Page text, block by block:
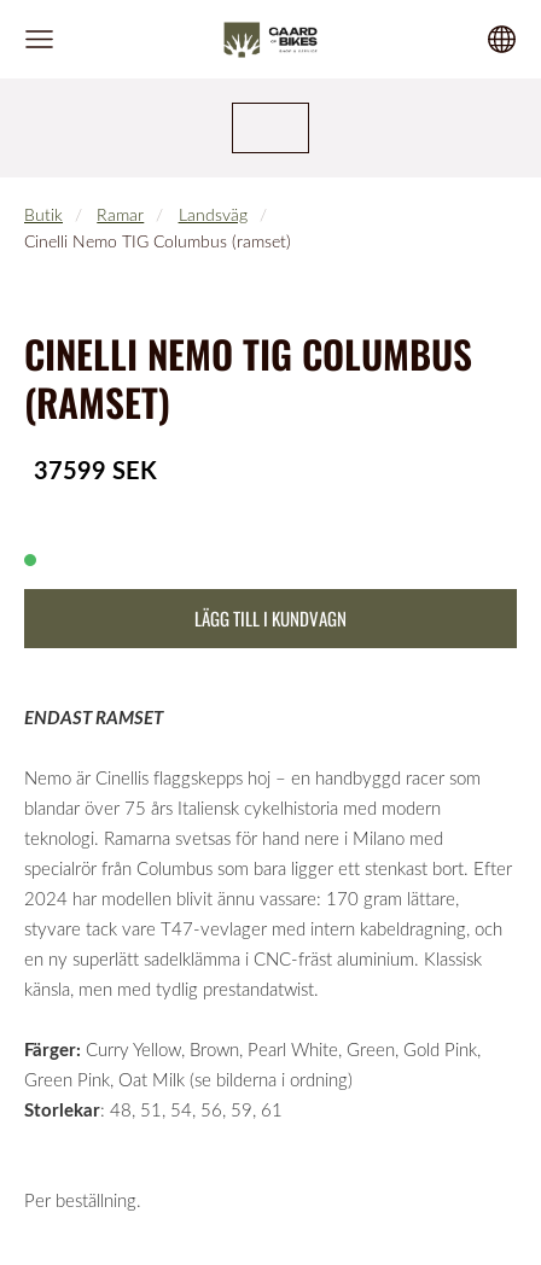
Butik Ramar
Landsväg
Cinelli Nemo TIG Columbus (ramset)
CINELLI NEMO TIG COLUMBUS
(RAMSET)
37599 SEK
LÄGG TILL I KUNDVAGN
ENDAST RAMSET
Nemo är Cinellis flaggskepps hoj – en handbyggd racer som
blandar över 75 års Italiensk cykelhistoria med modern
teknologi. Ramarna svetsas för hand nere i Milano med
specialrör från Columbus som bara ligger ett stenkast bort. Efter
2024 har modellen blivit ännu vassare: 170 gram lättare,
styvare tack vare T47-vevlager med intern kabeldragning, och
en ny superlätt sadelklämma i CNC-fräst aluminium. Klassisk
känsla, men med tydlig prestandatwist.
Färger: Curry Yellow, Brown, Pearl White, Green, Gold Pink,
Green Pink, Oat Milk (se bilderna i ordning)
Storlekar: 48, 51, 54, 56, 59, 61
Per beställning.